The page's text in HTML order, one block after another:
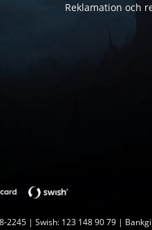
Reklamation och
2245 | Swish: 123 148 90 79 |